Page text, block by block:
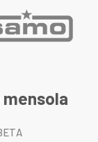
mensola